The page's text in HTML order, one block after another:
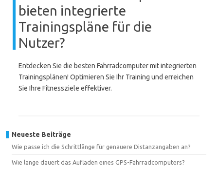
bieten integrierte
Trainingspläne für die
Nutzer?
Entdecken Sie die besten Fahrradcomputer mit integrierten
Trainingsplänen! Optimieren Sie Ihr Training und erreichen
Sie Ihre Fitnessziele effektiver.
Neueste Beiträge
Wie passe ich die Schrittlänge für genauere Distanzangaben an?
Wie lange dauert das Aufladen eines GPS-Fahrradcomputers?